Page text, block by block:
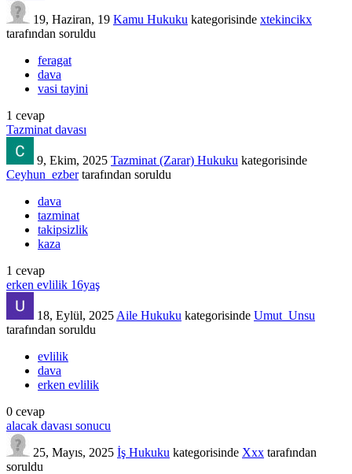
19, Haziran, 19 Kamu Hukuku kategorisinde xtekincikx
tarafından soruldu
feragat
dava
vasi tayini
1 cevap
Tazminat davası
9, Ekim, 2025 Tazminat (Zarar) Hukuku kategorisinde
Ceyhun_ezber tarafından soruldu
dava
tazminat
takipsizlik
kaza
1 cevap
erken evlilik 16yaş
18, Eylül, 2025 Aile Hukuku kategorisinde Umut_Unsu
tarafından soruldu
evlilik
dava
erken evlilik
0 cevap
alacak davası sonucu
25, Mayıs, 2025 İş Hukuku kategorisinde Xxx tarafından
soruldu